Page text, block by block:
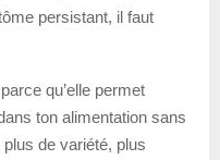
persistant, il faut
qu’elle permet
ton alimentation sans
de variété, plus